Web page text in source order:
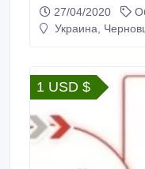
ревматологии и
качество
предоставит Вам
аппарат, но также полный пакет документов,
гарантию, доставку, и даже возможность обучения
Ваших врачей.
27/04/2020
Украина,
1 USD $